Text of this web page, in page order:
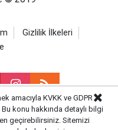
Gizlilik İlkeleri
amacıyla KVKK ve GDPR
konu hakkında detaylı bilgi
geçirebilirsiniz. Sitemizi